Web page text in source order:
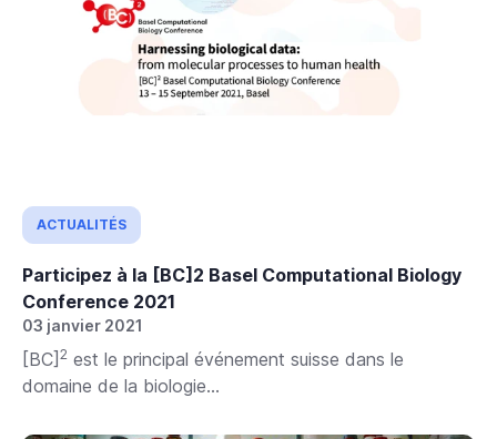
ACTUALITÉS
Participez à la [BC]2 Basel Computational Biology
Conference 2021
03 janvier 2021
[BC] 2 est le principal événement suisse dans le
domaine de la biologie...